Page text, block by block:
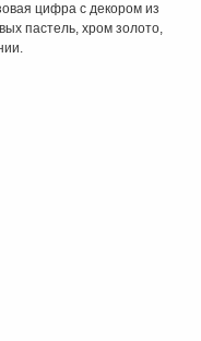
цифра с декором из
пастель, хром золото,